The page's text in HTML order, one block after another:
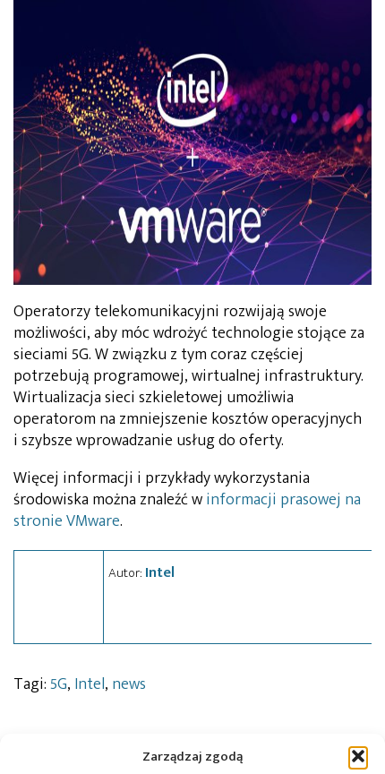
Zarządzaj zgodą
Operatorzy telekomunikacyjni rozwijają swoje
możliwości, aby móc wdrożyć technologie stojące za
sieciami 5G. W związku z tym coraz częściej
potrzebują programowej, wirtualnej infrastruktury.
Wirtualizacja sieci szkieletowej umożliwia
operatorom na zmniejszenie kosztów operacyjnych
i szybsze wprowadzanie usług do oferty.
Więcej informacji i przykłady wykorzystania
środowiska można znaleźć winformacji prasowej na
stronie VMware.
Autor: Intel
Tagi:5G, Intel, news
Przeczytaj również: